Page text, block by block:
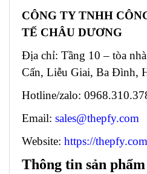
CÔNG TY TNHH
TẾ CHÂU DƯƠNG
Địa chỉ: Tầng 10 – tòa
Cấn, Liễu Giai, Ba Đình,
Hotline/zalo:
Email: sales@thepfy.com
Website: https://
Thông tin sản